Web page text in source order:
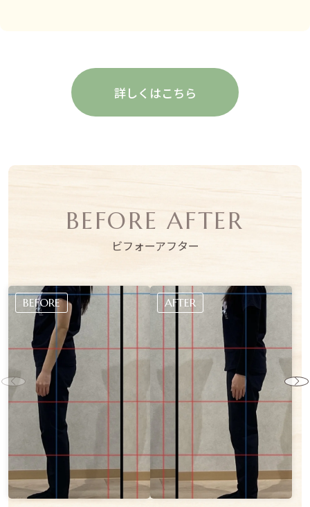
詳しくはこちら
BEFORE AFTER
ビフォーアフター
BEFORE AFTER